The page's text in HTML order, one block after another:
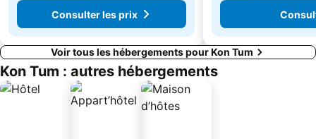
Consulter les prix
Voir tous les hébergements pour Kon Tum
Kon Tum : autres hébergements